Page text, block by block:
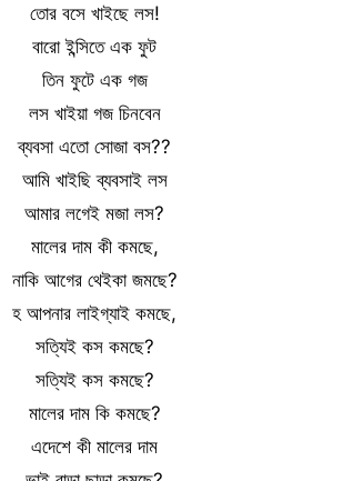
তোর বসে খাইছে লস!
বারো ইন্সিতে এক ফুট
তিন ফুটে এক গজ
লস খাইয়া গজ চিনবেন
ব্যবসা এতো সোজা বস??
আমি খাইছি ব্যবসাই লস
আমার লগেই মজা লস?
মালের দাম কী কমছে,
নাকি আগের থেইকা জমছে?
হ আপনার লাইগ্যাই কমছে,
সত্যিই কস কমছে?
সত্যিই কস কমছে?
মালের দাম কি কমছে?
এদেশে কী মালের দাম